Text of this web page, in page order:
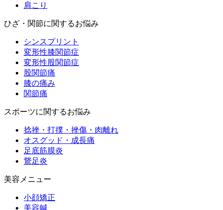
肩こり
ひざ・関節に関するお悩み
シンスプリント
変形性膝関節症
変形性股関節症
股関節痛
膝の痛み
関節痛
スポーツに関するお悩み
捻挫・打撲・挫傷・肉離れ
オスグッド・成長痛
足底筋膜炎
鵞足炎
美容メニュー
小顔矯正
美容鍼